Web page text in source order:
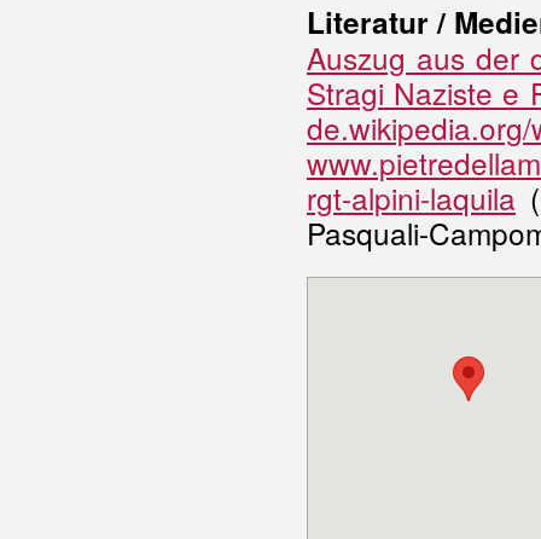
Literatur /
Auszug aus der
Stragi Naziste e
rgt-alpini-laquila
Pasquali-